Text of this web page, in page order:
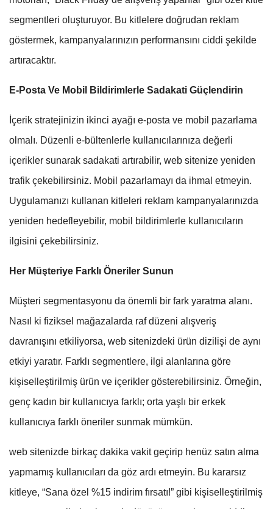
segmentleri oluşturuyor. Bu kitlelere doğrudan reklam
göstermek, kampanyalarınızın performansını ciddi şekilde
artıracaktır.
E-Posta Ve Mobil Bildirimlerle Sadakati Güçlendirin
İçerik stratejinizin ikinci ayağı e-posta ve mobil pazarlama
olmalı. Düzenli e-bültenlerle kullanıcılarınıza değerli
içerikler sunarak sadakati artırabilir, web sitenize yeniden
trafik çekebilirsiniz. Mobil pazarlamayı da ihmal etmeyin.
Uygulamanızı kullanan kitleleri reklam kampanyalarınızda
yeniden hedefleyebilir, mobil bildirimlerle kullanıcıların
ilgisini çekebilirsiniz.
Her Müşteriye Farklı Öneriler Sunun
Müşteri segmentasyonu da önemli bir fark yaratma alanı.
Nasıl ki fiziksel mağazalarda raf düzeni alışveriş
davranışını etkiliyorsa, web sitenizdeki ürün dizilişi de aynı
etkiyi yaratır. Farklı segmentlere, ilgi alanlarına göre
kişiselleştirilmiş ürün ve içerikler gösterebilirsiniz. Örneğin,
genç kadın bir kullanıcıya farklı; orta yaşlı bir erkek
kullanıcıya farklı öneriler sunmak mümkün.
web sitenizde birkaç dakika vakit geçirip henüz satın alma
yapmamış kullanıcıları da göz ardı etmeyin. Bu kararsız
kitleye, “Sana özel %15 indirim fırsatı!” gibi kişiselleştirilmiş